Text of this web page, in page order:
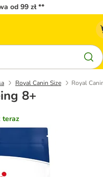
od 99 zł **
Royal Canin Size Royal
8+
teraz